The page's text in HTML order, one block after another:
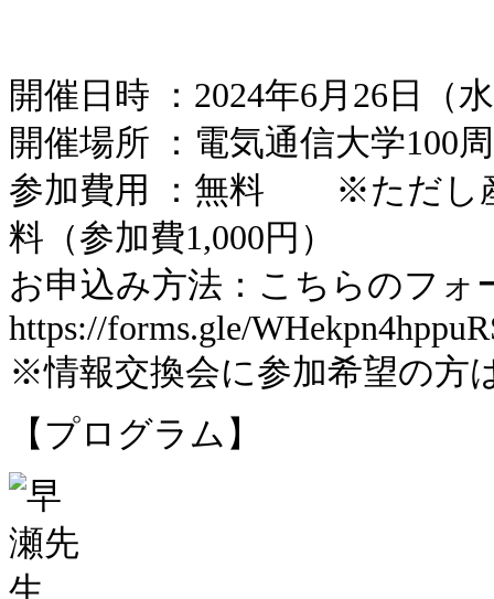
開催日時 ：2024年6月26日（
開催場所 ：電気通信大学100
参加費用 ：無料 ※ただし産
料（参加費1,000円）
お申込み方法：こちらのフ
https://forms.gle/
※情報交換会に参加希望の方
【プログラム】